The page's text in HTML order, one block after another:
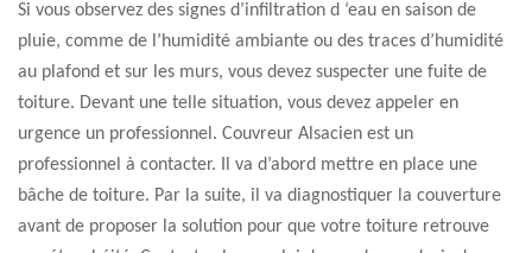
Si vous observez des signes d’infiltration d ‘eau en saison de
pluie, comme de l’humidité ambiante ou des traces d’humidité
au plafond et sur les murs, vous devez suspecter une fuite de
toiture. Devant une telle situation, vous devez appeler en
urgence un professionnel. Couvreur Alsacien est un
professionnel à contacter. Il va d’abord mettre en place une
bâche de toiture. Par la suite, il va diagnostiquer la couverture
avant de proposer la solution pour que votre toiture retrouve